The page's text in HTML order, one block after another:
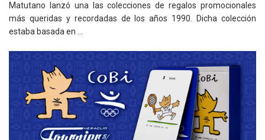
Matutano lanzó una las colecciones de regalos promocionales
más queridas y recordadas de los años 1990. Dicha colección
estaba basada en ...